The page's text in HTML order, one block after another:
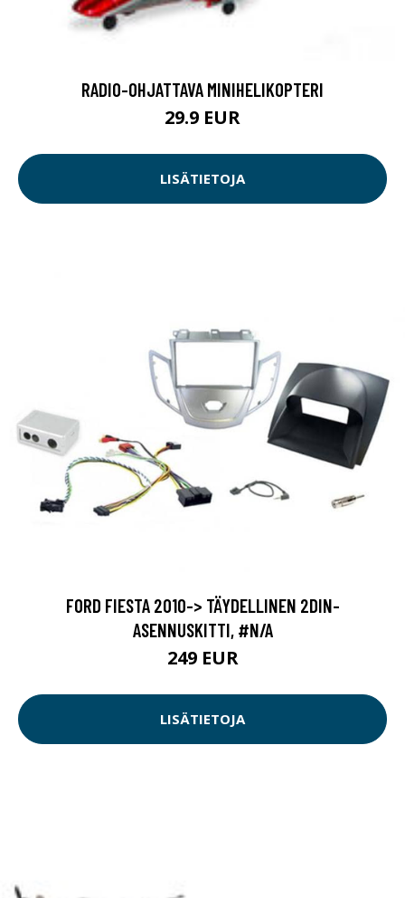
RADIO-OHJATTAVA MINIHELIKOPTERI
29.9 EUR
LISÄTIETOJA
FORD FIESTA 2010-> TÄYDELLINEN 2DIN-
ASENNUSKITTI, #N/A
249 EUR
LISÄTIETOJA